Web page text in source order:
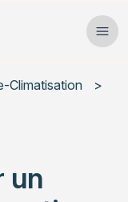
Climatisation
>
un